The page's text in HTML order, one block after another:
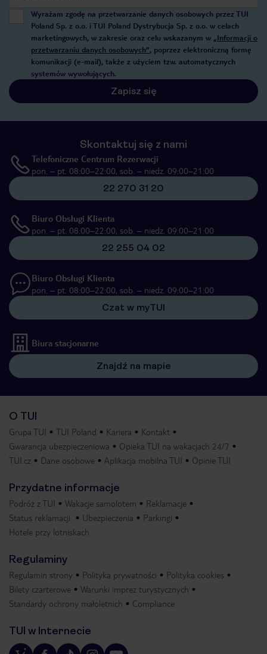
Wyrażam zgodę na przetwarzanie danych osobowych przez TUI
Poland Sp. z o.o. i TUI Poland Dystrybucja Sp. z o.o. w celach
marketingowych, w zakresie oraz celu wskazanym w „Informacji o
przetwarzaniu danych osobowych”, poprzez elektroniczną formę
komunikacji (e-mail), także z użyciem tzw. automatycznych
systemów wywołujących.
Zapisz się
Skontaktuj się z nami
Telefoniczne Centrum Rezerwacji
pon. – pt. 08:00–22:00, sob. – niedz. 09:00–21:00
22 270 31 20
Biuro Obsługi Klienta
pon. – pt. 08:00–22:00, sob. – niedz. 09:00–21:00
22 255 04 02
Biuro Obsługi Klienta
pon. – pt. 08:00–22:00, sob. – niedz. 09:00–21:00
Czat w myTUI
Biura stacjonarne
Znajdź na mapie
O TUI
Grupa TUI TUI Poland Kariera
Kontakt
Gwarancja ubezpieczeniowa
Opieka TUI na wakacjach 24/7
TUI.cz
Dane osobowe Aplikacja mobilna TUI Opinie TUI
Przydatne informacje
Podróż z TUI Wakacje samolotem
Reklamacje
Status reklamacji
Ubezpieczenia
Parkingi
Hotele przy lotniskach
Regulaminy
Regulamin strony Polityka prywatności
Polityka cookies
Bilety czarterowe
Warunki imprez turystycznych
Standardy ochrony małoletnich
Compliance
TUI w Internecie